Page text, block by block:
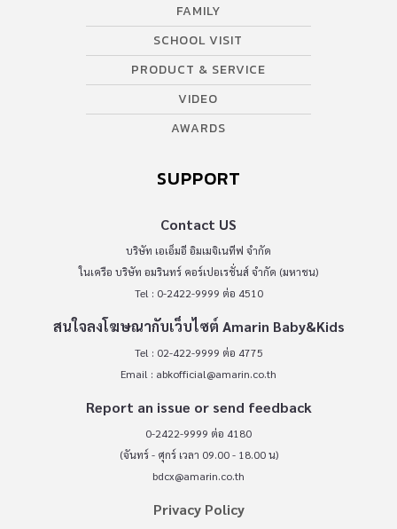
FAMILY
SCHOOL VISIT
PRODUCT & SERVICE
VIDEO
AWARDS
SUPPORT
Contact US
บริษัท เอเอ็มอี อิมเมจิเนทีฟ จำกัด
ในเครือ บริษัท อมรินทร์ คอร์เปอเรชั่นส์ จำกัด (มหาชน)
Tel : 0-2422-9999 ต่อ 4510
สนใจลงโฆษณากับเว็บไซต์ Amarin Baby&Kids
Tel : 02-422-9999 ต่อ 4775
Email : abkofficial@amarin.co.th
Report an issue or send feedback
0-2422-9999 ต่อ 4180
(จันทร์ - ศุกร์ เวลา 09.00 - 18.00 น)
bdcx@amarin.co.th
Privacy Policy